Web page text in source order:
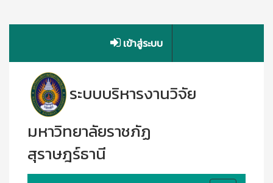
เข้าสู่ระบบ
ระบบบริหารงานวิจัย
มหาวิทยาลัยราชภัฏ
สุราษฎร์ธานี